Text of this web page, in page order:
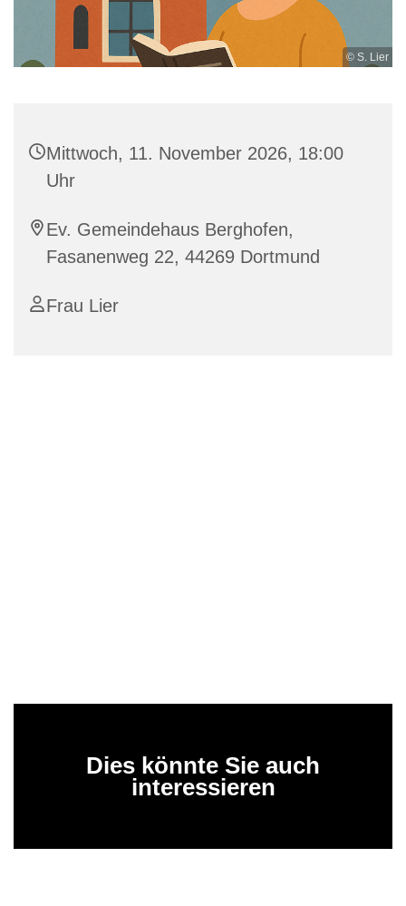
© S. Lier
Mittwoch, 11. November 2026, 18:00
Uhr
Ev. Gemeindehaus Berghofen,
Fasanenweg 22, 44269 Dortmund
Frau Lier
Dies könnte Sie auch
interessieren